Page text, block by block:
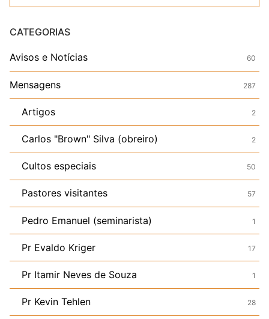
CATEGORIAS
Avisos e Notícias 60
Mensagens 287
Artigos 2
Carlos "Brown" Silva (obreiro) 2
Cultos especiais 50
Pastores visitantes 57
Pedro Emanuel (seminarista) 1
Pr Evaldo Kriger 17
Pr Itamir Neves de Souza 1
Pr Kevin Tehlen 28